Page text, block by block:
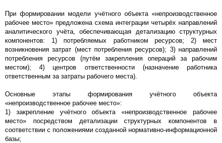
При формировании модели учётного объекта «непроизводственное
рабочее место» предложена схема интеграции четырёх направлений
аналитического учёта, обеспечивающая детализацию структурных
компонентов: 1) потребляемых работником ресурсов; 2) мест
возникновения затрат (мест потребления ресурсов); 3) направлений
потребления ресурсов (путём закрепления операций за рабочим
местом); 4) центров ответственности (назначение работника
ответственным за затраты рабочего места).
Основные этапы формирования учётного объекта
«непроизводственное рабочее место»:
1) закрепление учётного объекта «непроизводственное рабочее
место» посредством детализации структурных компонентов в
соответствии с положениями созданной нормативно-информационной
базы;